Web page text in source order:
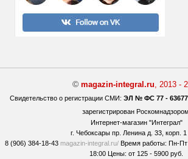
© magazin-integral.ru , 2013 -
Свидетельство о регистрации СМИ: ЭЛ № ФС 77 - 63677
зарегистрирован Роскомнадзором.
Интернет-магазин "Интеграл"
г. Чебоксары пр. Ленина д. 33, корп. 1
8 (906) 384-18-43 magazin-integral.ru/ Время работы: Пн-Пт
18:00 Цены: от 125 - 5900 руб.